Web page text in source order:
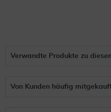
Verwandte Produkte zu
Von Kunden häufig